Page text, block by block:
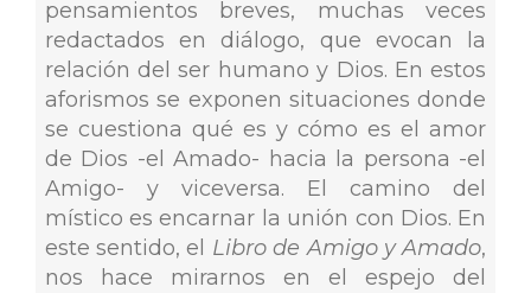
pensamientos breves, muchas veces
redactados en diálogo, que evocan la
relación del ser humano y Dios. En estos
aforismos se exponen situaciones donde
se cuestiona qué es y cómo es el amor
de Dios -el Amado- hacia la persona -el
Amigo- y viceversa. El camino del
místico es encarnar la unión con Dios. En
este sentido, el Libro de Amigo y Amado,
nos hace mirarnos en el espejo del